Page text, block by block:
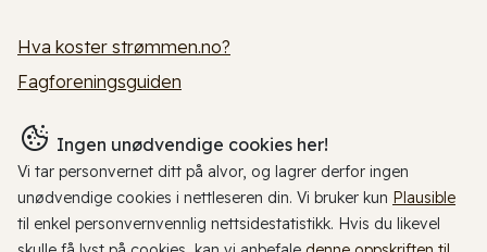
Hva koster strømmen.no?
Fagforeningsguiden
Ingen unødvendige cookies her!
Vi tar personvernet ditt på alvor, og lagrer derfor ingen
unødvendige cookies i nettleseren din. Vi bruker kun Plausible
til enkel personvernvennlig nettsidestatistikk. Hvis du likevel